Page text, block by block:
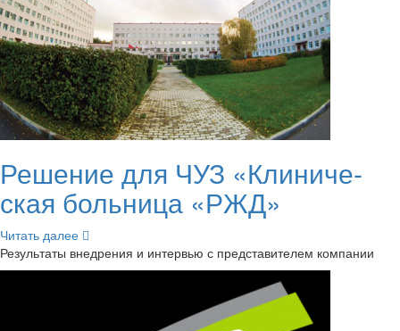
Ре­ше­ние для ЧУЗ «Кли­ни­че­
ская боль­ни­ца «РЖД»
Чи­тать далее
Ре­зуль­та­ты внед­ре­ния и ин­тер­вью с пред­ста­ви­те­лем ком­па­нии